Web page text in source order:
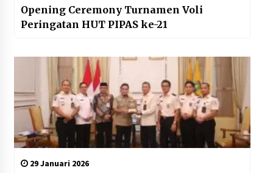
Opening Ceremony Turnamen Voli
Peringatan HUT PIPAS ke-21
29 Januari 2026